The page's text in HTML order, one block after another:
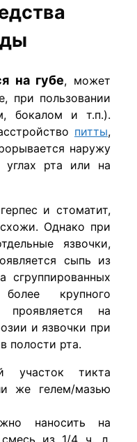
на губе, может
при пользовании
бокалом и т.п.).
питты,
наружу
рта или на
и стоматит,
Однако при
язвочки,
сыпь из
сгруппированных
крупного
на
и язвочки при
полости рта.
участок тикта
же гелем/мазью
наносить на
смесь из 1/4 ч. л.